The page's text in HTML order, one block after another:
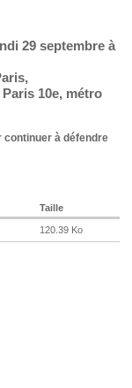
29 septembre à
10e, métro
continuer à défendre
Taille
120.39 Ko